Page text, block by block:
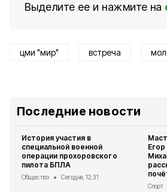
Выделите ее и нажмите на
цми "мир" встреча
Последние новости
История участия в
специальной военной
операции прохоровского
пилота БПЛА
Общество Сегодня, 12:31
Спорт